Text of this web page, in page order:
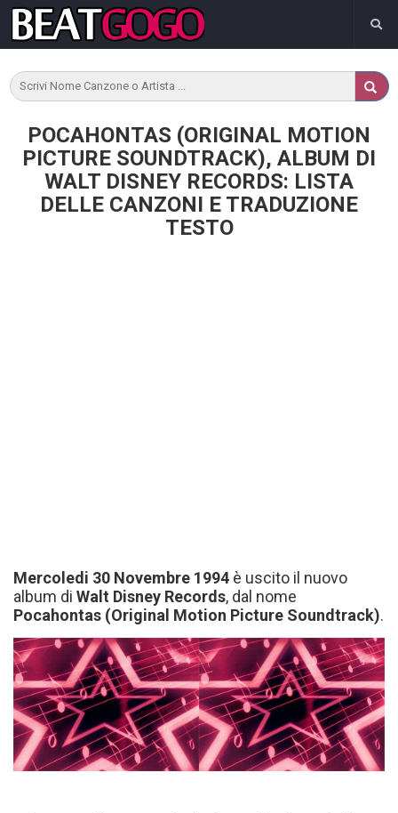
POCAHONTAS (ORIGINAL MOTION
PICTURE SOUNDTRACK), ALBUM DI
WALT DISNEY RECORDS: LISTA
DELLE CANZONI E TRADUZIONE
TESTO
Mercoledi 30 Novembre 1994 è uscito il nuovo
album di Walt Disney Records, dal nome
Pocahontas (Original Motion Picture Soundtrack).